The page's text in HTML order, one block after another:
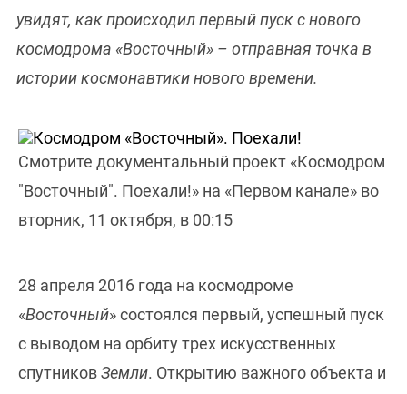
увидят, как происходил первый пуск с нового
космодрома «Восточный» – отправная точка в
истории космонавтики нового времени.
Смотрите документальный проект «Космодром
"Восточный". Поехали!» на «Первом канале» во
вторник, 11 октября, в 00:15
28 апреля 2016 года на космодроме
«Восточный» состоялся первый, успешный пуск
с выводом на орбиту трех искусственных
спутниковЗемли. Открытию важного объекта и